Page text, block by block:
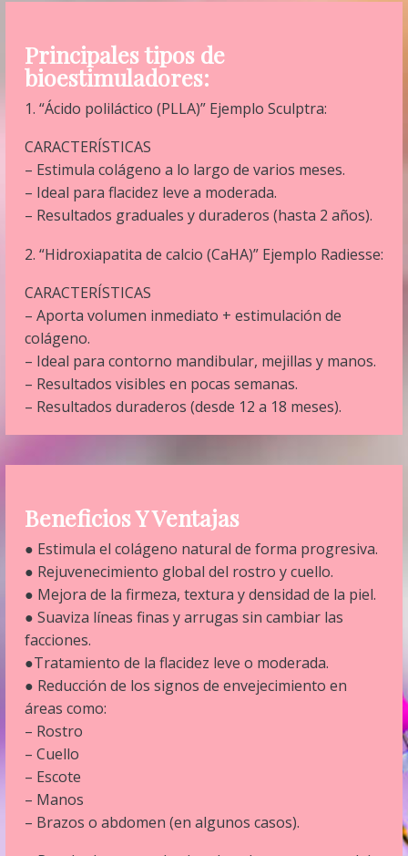
Principales tipos de
bioestimuladores:
1. “Ácido poliláctico (PLLA)” Ejemplo Sculptra:
CARACTERÍSTICAS
– Estimula colágeno a lo largo de varios meses.
– Ideal para flacidez leve a moderada.
– Resultados graduales y duraderos (hasta 2 años).
2. “Hidroxiapatita de calcio (CaHA)” Ejemplo Radiesse:
CARACTERÍSTICAS
– Aporta volumen inmediato + estimulación de
colágeno.
– Ideal para contorno mandibular, mejillas y manos.
– Resultados visibles en pocas semanas.
– Resultados duraderos (desde 12 a 18 meses).
Beneficios Y Ventajas
● Estimula el colágeno natural de forma progresiva.
● Rejuvenecimiento global del rostro y cuello.
● Mejora de la firmeza, textura y densidad de la piel.
● Suaviza líneas finas y arrugas sin cambiar las
facciones.
●Tratamiento de la flacidez leve o moderada.
● Reducción de los signos de envejecimiento en
áreas como:
– Rostro
– Cuello
– Escote
– Manos
– Brazos o abdomen (en algunos casos).